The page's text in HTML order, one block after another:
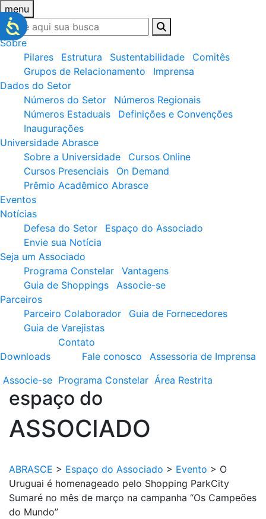
menu
Sobre
Pilares
Estrutura Sustentabilidade
Comitês
Grupos de Relacionamento
Imprensa
Dados do Setor
Números do Setor
Números Regionais
Números Estaduais
Definições e Convenções
Inaugurações
Universidade Abrasce
Sobre a Universidade
Cursos Online
Cursos Presenciais
On Demand
Prêmio Acadêmico Abrasce
Eventos
Notícias
Defesa do Setor
Espaço do Associado
Envie sua Notícia
Seja um Associado
Programa Constelar
Vantagens
Guia de Shoppings
Associe-se
Parceiros
Parceiro Colaborador
Guia de Fornecedores
Guia de Varejistas
Downloads
Contato
Fale conosco
Assessoria de Imprensa
Associe-se Programa Constelar Área Restrita
espaço do
ASSOCIADO
ABRASCE > Espaço do Associado > Evento > O
Uruguai é homenageado pelo Shopping ParkCity
Sumaré no mês de março na campanha “Os Campeões
do Mundo”